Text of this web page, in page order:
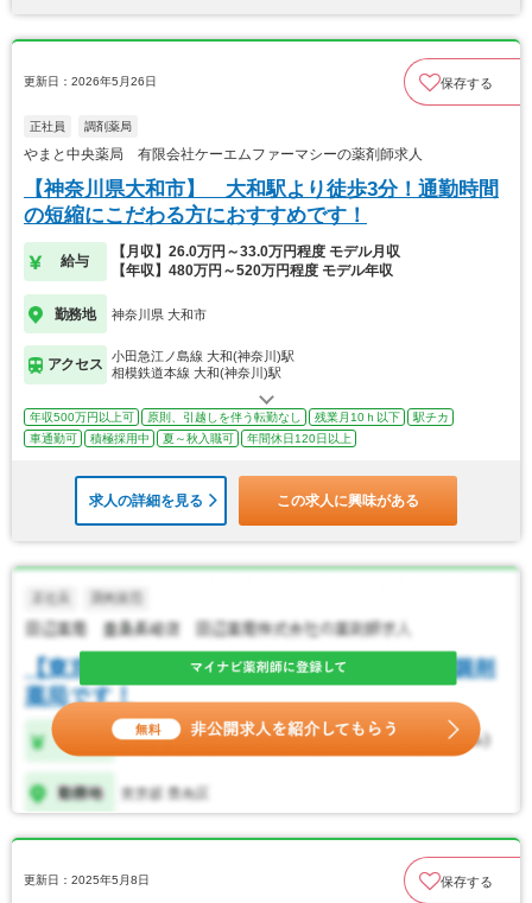
更新日：2026年5月26日 保存する
正社員 調剤薬局
やまと中央薬局 有限会社ケーエムファーマシーの薬剤師求人
【神奈川県大和市】 大和駅より徒歩3分！通勤時間
の短縮にこだわる方におすすめです！
給与
【月収】26.0万円～33.0万円程度 モデル月収
【年収】480万円～520万円程度 モデル年収
勤務地 神奈川県 大和市
アクセス
小田急江ノ島線 大和(神奈川)駅
相模鉄道本線 大和(神奈川)駅
年収500万円以上可 原則、引越しを伴う転勤なし 残業月10ｈ以下
駅チカ
車通勤可
積極採用中 夏～秋入職可 年間休日120日以上
求人の詳細を見る この求人に興味がある
更新日：2025年5月8日 保存する